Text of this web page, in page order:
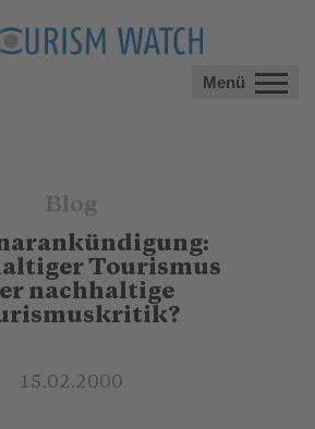
Menü
Blog
Tourismus
nachhaltige
15.02.2000